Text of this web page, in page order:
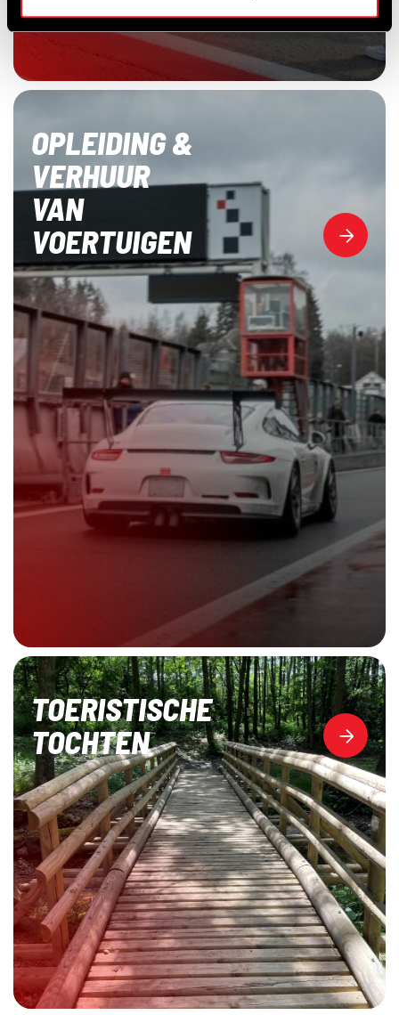
OPLEIDING &
VERHUUR
VAN
VOERTUIGEN
TOERISTISCHE
TOCHTEN